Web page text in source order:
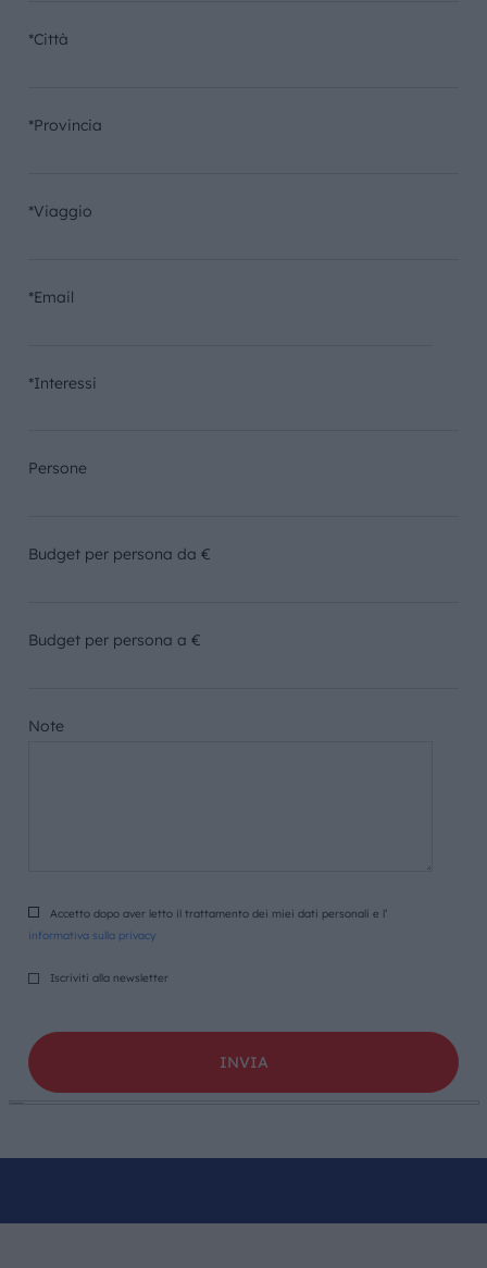
*Città
*Provincia
*Viaggio
*Email
*Interessi
Persone
Budget per persona da €
Budget per persona a €
Note
Accetto dopo aver letto il trattamento dei miei dati personali e l’
informativa sulla privacy
Iscriviti alla newsletter